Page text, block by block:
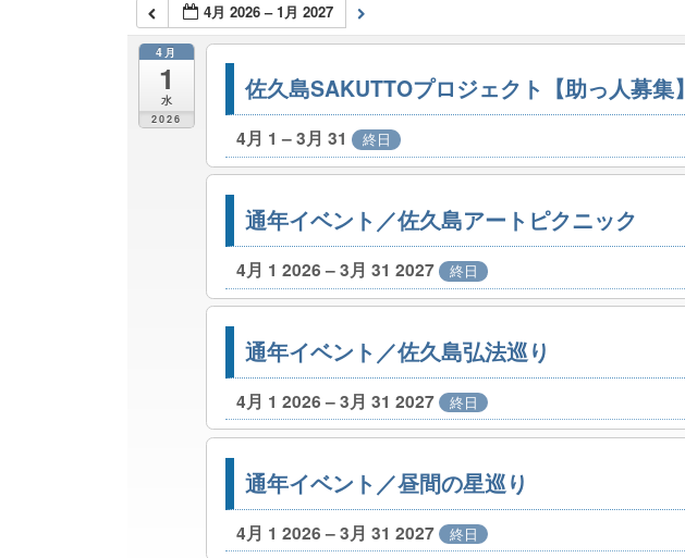
4月 2026 – 1月 2027
4月
1
水
2026
佐久島SAKUTTOプロジェクト【助っ人募集】
4月 1 – 3月 31 終日
通年イベント／佐久島アートピクニック
4月 1 2026 – 3月 31 2027 終日
通年イベント／佐久島弘法巡り
4月 1 2026 – 3月 31 2027 終日
通年イベント／昼間の星巡り
4月 1 2026 – 3月 31 2027 終日